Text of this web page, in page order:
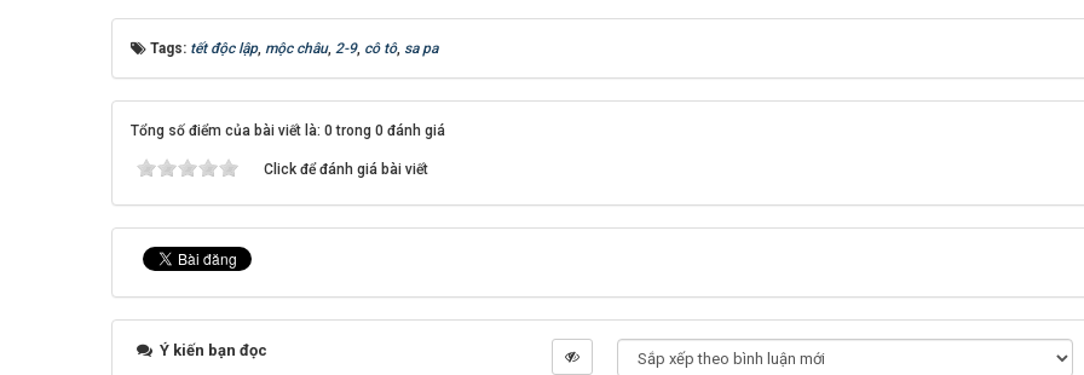
Tags: tết độc lập, mộc châu, 2-9, cô tô, sa pa
Tổng số điểm của bài viết là: 0 trong 0 đánh giá
Click để đánh giá bài viết
Ý kiến bạn đọc